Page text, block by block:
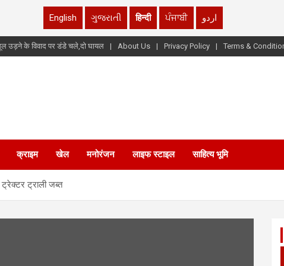
English ગુજરાતી हिन्दी ਪੰਜਾਬੀ اردو
उड़ने के विवाद पर डंडे चले,दो घायल About Us Privacy Policy Terms &
क्राइम खेल मनोरंजन लाइफ स्टाइल साहित्य भूमि
ट्राली जब्त